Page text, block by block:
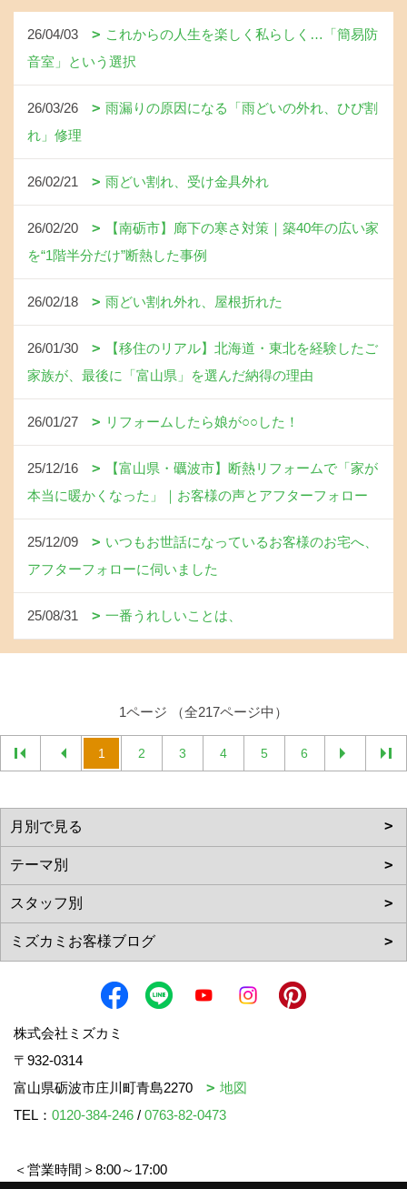
26/04/03
これからの人生を楽しく私らしく…「簡易防
音室」という選択
26/03/26
雨漏りの原因になる「雨どいの外れ、ひび割
れ」修理
26/02/21 雨どい割れ、受け金具外れ
26/02/20
【南砺市】廊下の寒さ対策｜築40年の広い家
を“1階半分だけ”断熱した事例
26/02/18 雨どい割れ外れ、屋根折れた
26/01/30
【移住のリアル】北海道・東北を経験したご
家族が、最後に「富山県」を選んだ納得の理由
26/01/27 リフォームしたら娘が○○した！
25/12/16
【富山県・礪波市】断熱リフォームで「家が
本当に暖かくなった」｜お客様の声とアフターフォロー
25/12/09
いつもお世話になっているお客様のお宅へ、
アフターフォローに伺いました
25/08/31 一番うれしいことは、
1ページ （全217ページ中）
1 2 3 4 5 6
株式会社ミズカミ
〒932-0314
富山県砺波市庄川町青島2270
地図
TEL： 0120-384-246 / 0763-82-0473
＜営業時間＞8:00～17:00